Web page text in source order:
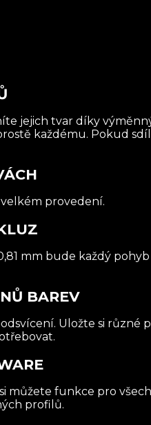
jejich tvar díky
každému. Pokud
provedení.
mm bude každý
BAREV
Uložte si různé
můžete funkce pro
profilů.